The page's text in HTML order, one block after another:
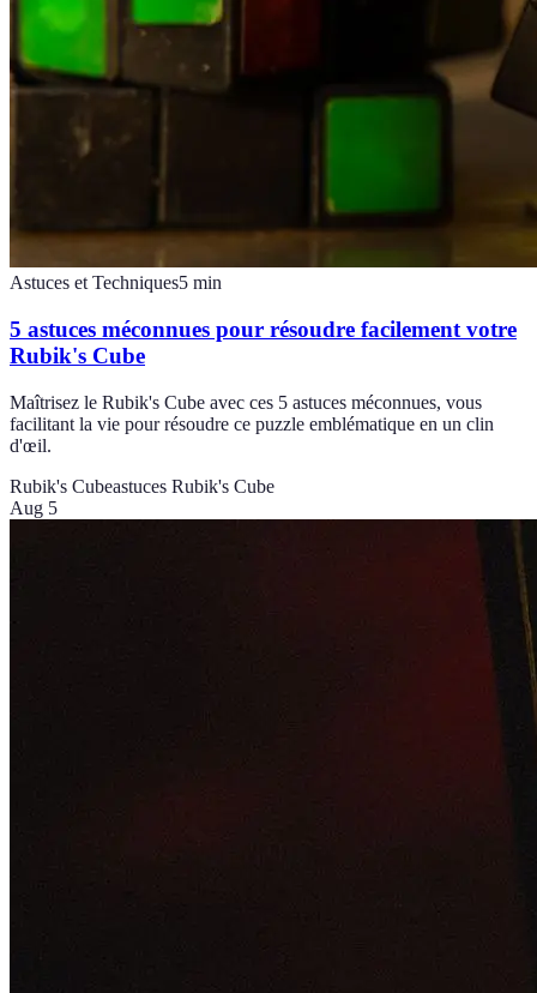
Astuces et Techniques5 min
5 astuces méconnues pour résoudre facilement votre
Rubik's Cube
Maîtrisez le Rubik's Cube avec ces 5 astuces méconnues, vous
facilitant la vie pour résoudre ce puzzle emblématique en un clin
d'œil.
Rubik's Cubeastuces Rubik's Cube
Aug 5